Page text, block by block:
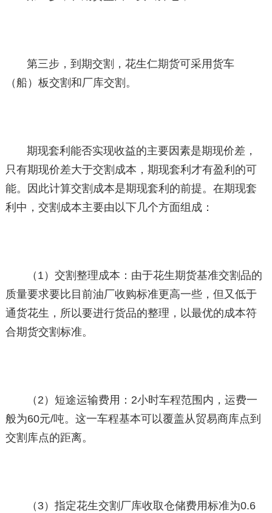
第三步，到期交割，花生仁期货可采用货车
（船）板交割和厂库交割。
期现套利能否实现收益的主要因素是期现价差，
只有期现价差大于交割成本，期现套利才有盈利的可
能。因此计算交割成本是期现套利的前提。在期现套
利中，交割成本主要由以下几个方面组成：
（1）交割整理成本：由于花生期货基准交割品的
质量要求要比目前油厂收购标准更高一些，但又低于
通货花生，所以要进行货品的整理，以最优的成本符
合期货交割标准。
（2）短途运输费用：2小时车程范围内，运费一
般为60元/吨。这一车程基本可以覆盖从贸易商库点到
交割库点的距离。
（3）指定花生交割厂库收取仓储费用标准为0.6